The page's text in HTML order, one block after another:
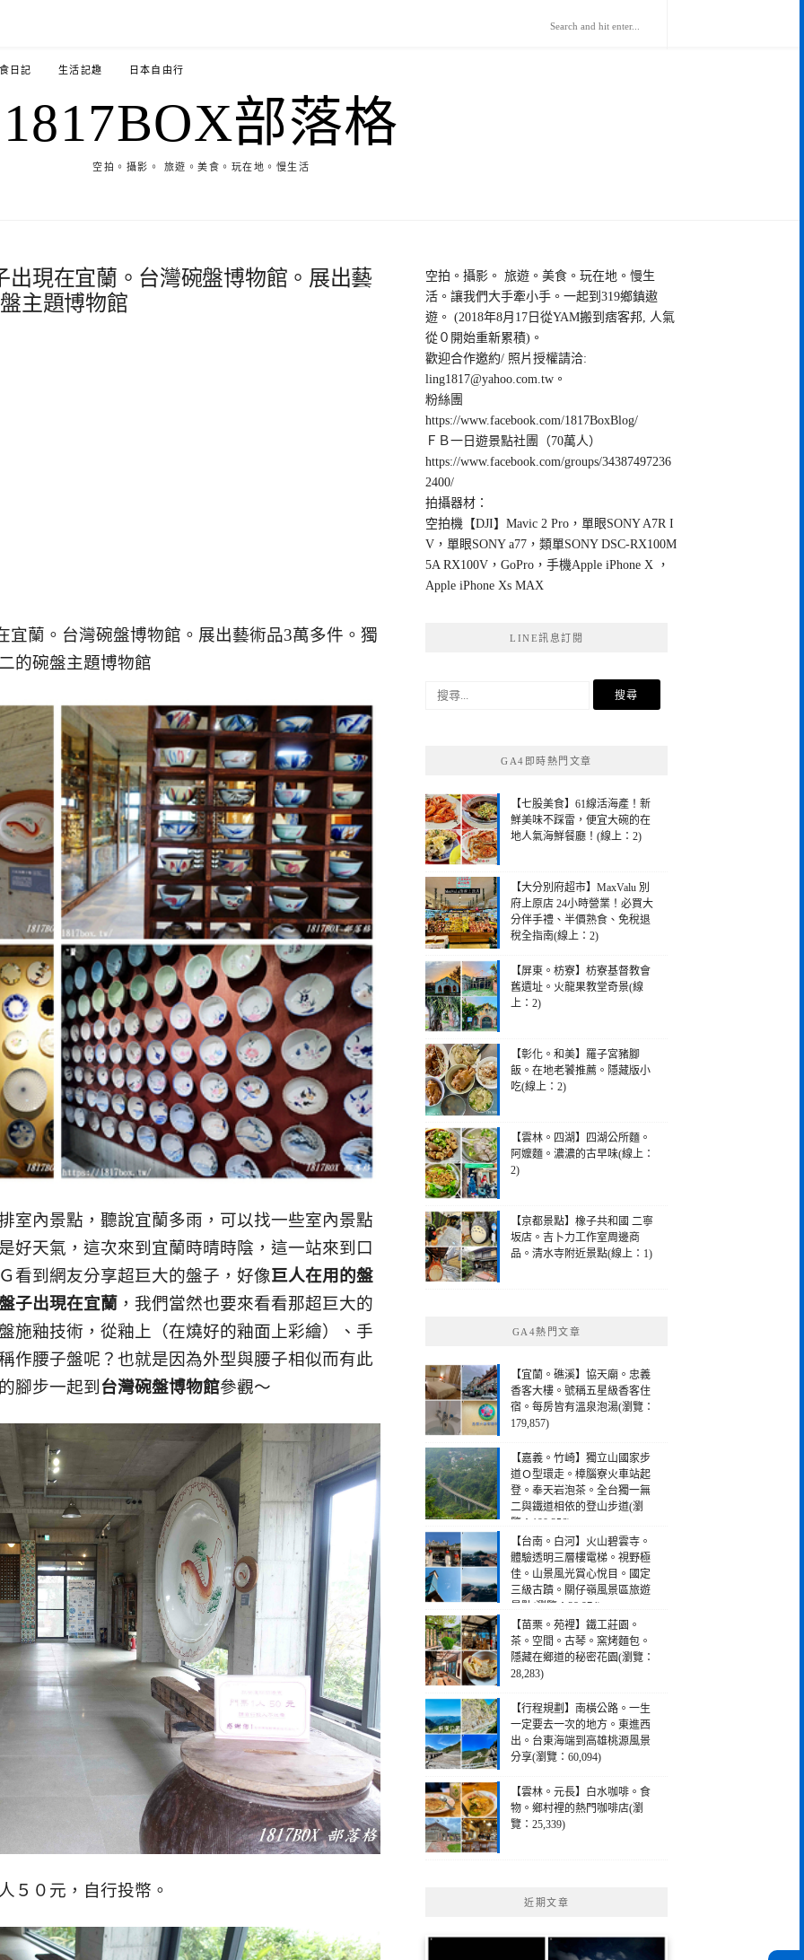
日記 生活記趣 日本自由行
1817BOX部落格
空拍。攝影。 旅遊。美食。玩在地。慢生活
現在宜蘭。台灣碗盤博物館。展出藝
主題博物館
宜蘭。台灣碗盤博物館。展出藝術品3萬多件。獨
的碗盤主題博物館
室內景點，聽說宜蘭多雨，可以找一些室內景點
好天氣，這次來到宜蘭時晴時陰，這一站來到口
看到網友分享超巨大的盤子，好像巨人在用的盤
子出現在宜蘭 ，我們當然也要來看看那超巨大的
施釉技術，從釉上（在燒好的釉面上彩繪）、手
作腰子盤呢？也就是因為外型與腰子相似而有此
腳步一起到 台灣碗盤博物館參觀～
５０元，自行投幣。
空拍。攝影。 旅遊。美食。玩在地。慢生
活。讓我們大手牽小手。一起到319鄉鎮遨
遊。 (2018年8月17日從YAM搬到痞客邦, 人氣
從０開始重新累積)。
歡迎合作邀約/ 照片授權請洽:
ling1817@yahoo.com.tw 。
粉絲團
https://www.facebook.com/1817BoxBlog/
ＦＢ一日遊景點社團（70萬人）
https://www.facebook.com/groups/34387497236
2400/
拍攝器材：
空拍機【DJI】Mavic 2 Pro，單眼SONY A7R I
V，單眼SONY a77，類單SONY DSC-RX100M
5A RX100V，GoPro，手機Apple iPhone X ，
Apple iPhone Xs MAX
LINE訊息訂閱
搜
GA4即時熱門文章
【七股美食】61線活海產！新
鮮美味不踩雷，便宜大碗的在
地人氣海鮮餐廳！(線上：2)
【大分別府超市】MaxValu 別
府上原店 24小時營業！必買大
分伴手禮、半價熟食、免稅退
稅全指南(線上：2)
【屏東。枋寮】枋寮基督教會
舊遺址。火龍果教堂奇景(線
上：2)
【彰化。和美】羅子宮豬腳
飯。在地老饕推薦。隱藏版小
吃(線上：2)
【雲林。四湖】四湖公所麵。
阿嬤麵。濃濃的古早味(線上：
2)
【京都景點】橡子共和國 二寧
坂店。吉卜力工作室周邊商
品。清水寺附近景點(線上：1)
GA4熱門文章
【宜蘭。礁溪】協天廟。忠義
香客大樓。號稱五星級香客住
宿。每房皆有溫泉泡湯(瀏覽：
179,857)
【嘉義。竹崎】獨立山國家步
道Ｏ型環走。樟腦寮火車站起
登。奉天岩泡茶。全台獨一無
二與鐵道相依的登山步道(瀏
覽：190,256)
【台南。白河】火山碧雲寺。
體驗透明三層樓電梯。視野極
佳。山景風光賞心悅目。國定
三級古蹟。關仔嶺風景區旅遊
景點(瀏覽：28,974)
【苗栗。苑裡】鐵工莊園。
茶。空間。古琴。窯烤麵包。
隱藏在鄉道的秘密花園(瀏覽：
28,283)
【行程規劃】南橫公路。一生
一定要去一次的地方。東進西
出。台東海端到高雄桃源風景
分享(瀏覽：60,094)
【雲林。元長】白水咖啡。食
物。鄉村裡的熱門咖啡店(瀏
覽：25,339)
近期文章